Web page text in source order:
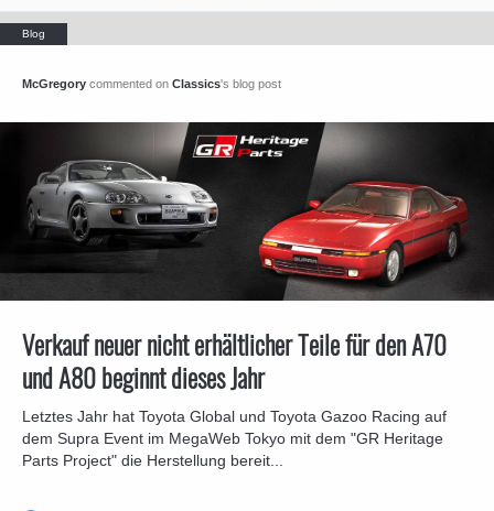
McGregory commented on Classics's blog post
Verkauf neuer nicht erhältlicher Teile für den A70
und A80 beginnt dieses Jahr
Letztes Jahr hat Toyota Global und Toyota Gazoo Racing auf
dem Supra Event im MegaWeb Tokyo mit dem "GR Heritage
Parts Project" die Herstellung bereit...